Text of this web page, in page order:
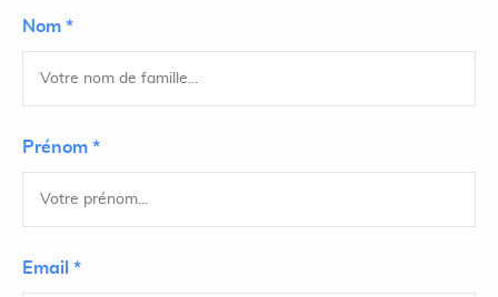
Nom *
Prénom *
Email *